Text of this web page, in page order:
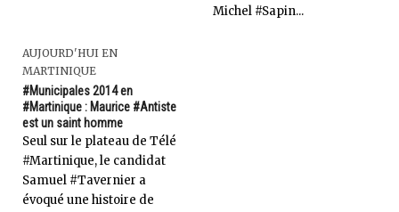
Michel #Sapin...
AUJOURD'HUI EN
MARTINIQUE
#Municipales 2014 en
#Martinique : Maurice #Antiste
est un saint homme
Seul sur le plateau de Télé
#Martinique, le candidat
Samuel #Tavernier a
évoqué une histoire de